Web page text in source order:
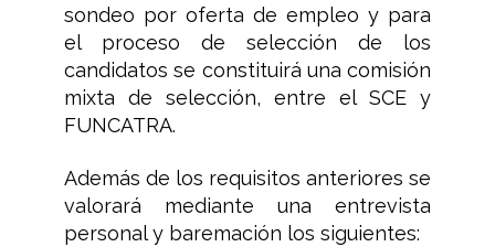
sondeo por oferta de empleo y para
el proceso de selección de los
candidatos se constituirá una comisión
mixta de selección, entre el SCE y
FUNCATRA.
Además de los requisitos anteriores se
valorará mediante una entrevista
personal y baremación los siguientes: